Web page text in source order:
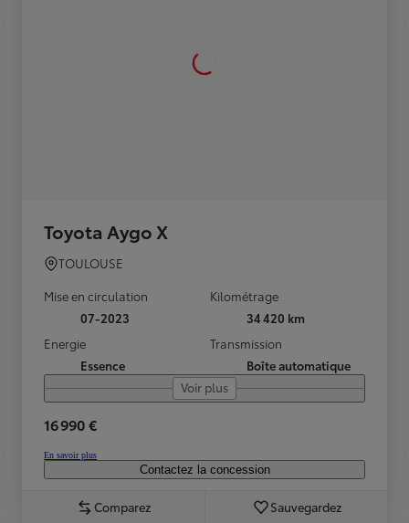
Toyota Aygo X
TOULOUSE
Mise en circulation
07-2023
Kilométrage
34 420 km
Energie
Essence
Transmission
Boîte automatique
Voir plus
16 990 €
En savoir plus
Contactez la concession
Comparez Sauvegardez